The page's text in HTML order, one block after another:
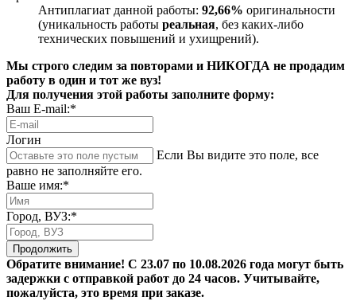
Антиплагиат данной работы: 92,66% оригинальности
(уникальность работы реальная, без каких-либо
технических повышений и ухищрений).
Мы строго следим за повторами и НИКОГДА не продадим
работу в один и тот же вуз!
Для получения этой работы заполните форму:
Ваш E-mail:*
Логин
Если Вы видите это поле, все
равно не заполняйте его.
Ваше имя:*
Город, ВУЗ:*
Продолжить
Обратите внимание! С 23.07 по 10.08.2026 года могут быть
задержки с отправкой работ до 24 часов. Учитывайте,
пожалуйста, это время при заказе.